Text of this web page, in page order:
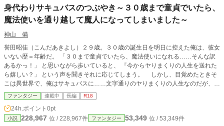
身代わりサキュバスのつぶやき～３０歳まで童貞でいたら、
魔法使いを通り越して魔人になってしまいました～
神山 備
誉田昭佳（こんだあきよし）２９歳。３０歳の誕生日を明日に控えた俺は、彼女
いない歴＝年齢だ。 「３０まで童貞でいたら、魔法使いになれる……そんな訳
あるかっ！」 と思いながら歩いていると、 『今からヤりまくりの人生を送れた
ら嬉しい？」 という声を聞きそれに応じてしまう。 しかし、目覚めたときそ
こは異世界で、俺はサキュバスに……文字通りのヤりまくりの人生なのだが、な
んかおかしいなって思うのは俺のわがままだろうか。
ファンタジー 連載中 長編 R18
24h.ポイント 0pt
小説 228,967 位 / 228,967件 ファンタジー 53,349 位 / 53,349件